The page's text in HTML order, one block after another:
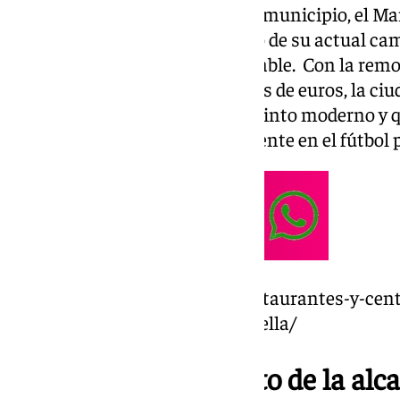
Cabe destacar que el equipo del municipio, el
Dama de Noche, pues el terreno de su actual
actual) se encuentra impracticable. Con la
destinar un total de 114 millones de euros, la
espectadores, además de un recinto moderno
los que se encuentran actualmente en el fútbol
https://www.101tv.es/hotel-restaurantes-y-
sera-el-nuevo-estadio-de-marbella/
Comunicado completo de la